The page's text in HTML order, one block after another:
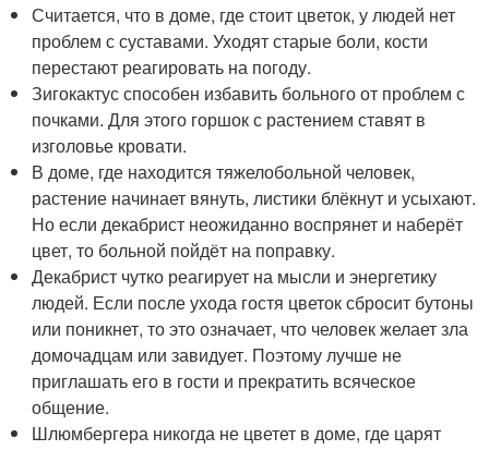
Считается, что в доме, где стоит цветок, у людей нет
проблем с суставами. Уходят старые боли, кости
перестают реагировать на погоду.
Зигокактус способен избавить больного от проблем с
почками. Для этого горшок с растением ставят в
изголовье кровати.
В доме, где находится тяжелобольной человек,
растение начинает вянуть, листики блёкнут и усыхают.
Но если декабрист неожиданно воспрянет и наберёт
цвет, то больной пойдёт на поправку.
Декабрист чутко реагирует на мысли и энергетику
людей. Если после ухода гостя цветок сбросит бутоны
или поникнет, то это означает, что человек желает зла
домочадцам или завидует. Поэтому лучше не
приглашать его в гости и прекратить всяческое
общение.
Шлюмбергера никогда не цветет в доме, где царят